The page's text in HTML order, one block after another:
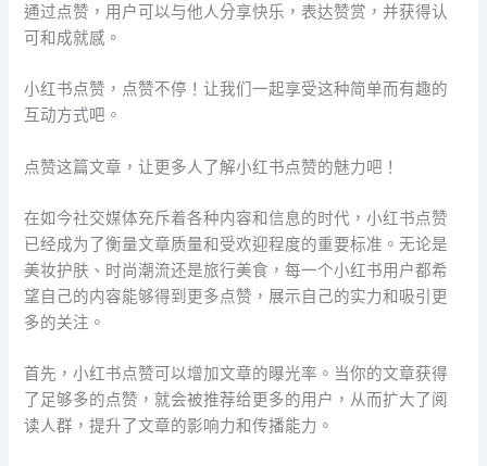
通过点赞，用户可以与他人分享快乐，表达赞赏，并获得认
可和成就感。
小红书点赞，点赞不停！让我们一起享受这种简单而有趣的
互动方式吧。
点赞这篇文章，让更多人了解小红书点赞的魅力吧！
在如今社交媒体充斥着各种内容和信息的时代，小红书点赞
已经成为了衡量文章质量和受欢迎程度的重要标准。无论是
美妆护肤、时尚潮流还是旅行美食，每一个小红书用户都希
望自己的内容能够得到更多点赞，展示自己的实力和吸引更
多的关注。
首先，小红书点赞可以增加文章的曝光率。当你的文章获得
了足够多的点赞，就会被推荐给更多的用户，从而扩大了阅
读人群，提升了文章的影响力和传播能力。